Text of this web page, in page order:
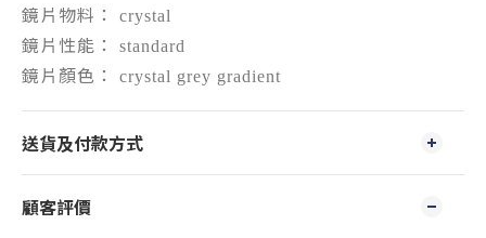
鏡片物料： crystal
鏡片性能： standard
鏡片顏色： crystal grey gradient
送貨及付款方式
顧客評價